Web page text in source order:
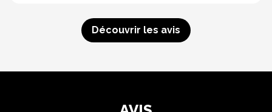
Découvrir les avis